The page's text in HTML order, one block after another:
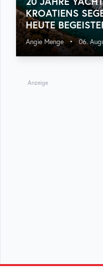
KROATIENS
HEUTE
Angie Menge • 06.
Anzeige